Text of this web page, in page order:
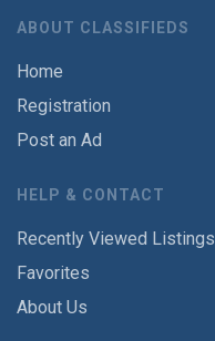
ABOUT CLASSIFIEDS
Home
Registration
Post an Ad
HELP & CONTACT
Recently Viewed Listings
Favorites
About Us